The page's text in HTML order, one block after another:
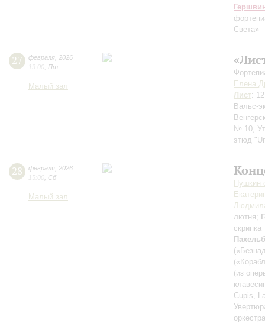
Света»
27 февраля 2026
19:00 Пт
Малый зал
Елена
Лист:
Вальс-
№ 10,
этюд
28 февраля 2026
15:00 Сб
Малый зал
Пушкин
лютня;
скрипка
(из
Cupis,